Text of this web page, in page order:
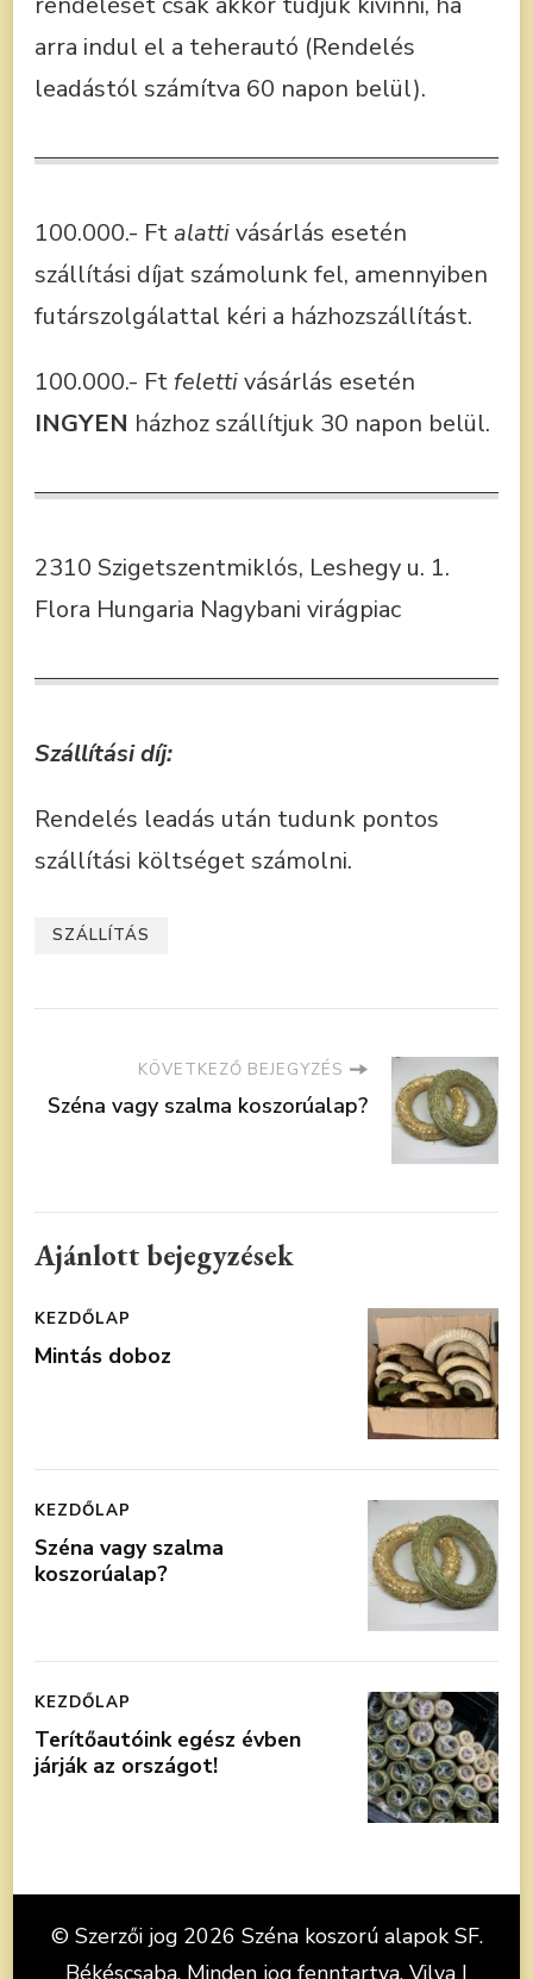
arra indul el a teherautó (Rendelés
leadástól számítva 60 napon belül).
100.000.- Ftalattivásárlás esetén
szállítási díjat számolunk fel, amennyiben
futárszolgálattal kéri a házhozszállítást.
100.000.- Ftfelettivásárlás esetén
INGYEN házhoz szállítjuk 30 napon belül.
2310 Szigetszentmiklós, Leshegy u. 1.
Flora Hungaria Nagybani virágpiac
Szállítási díj:
Rendelés leadás után tudunk pontos
szállítási költséget számolni.
SZÁLLÍTÁS
KÖVETKEZŐ BEJEGYZÉS
Széna vagy szalma koszorúalap?
Ajánlott bejegyzések
KEZDŐLAP
Mintás doboz
KEZDŐLAP
Széna vagy szalma
koszorúalap?
KEZDŐLAP
Terítőautóink egész évben
járják az országot!
© Szerzői jog 2026 Széna koszorú alapok SF.
Békéscsaba. Minden jog fenntartva. Vilva |